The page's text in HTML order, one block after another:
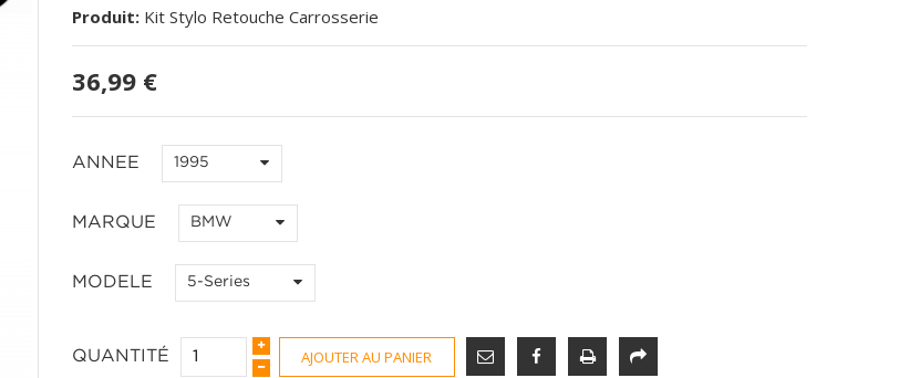
Produit: Kit Stylo Retouche Carrosserie
36,99 €
ANNEE 1995
MARQUE BMW
MODELE 5-Series
QUANTITÉ AJOUTER AU PANIER